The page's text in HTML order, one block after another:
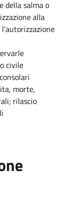
della salma o
alla
civile
morte,
rilascio